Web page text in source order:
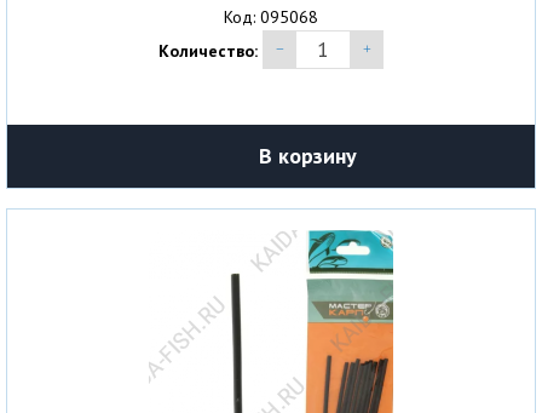
Код: 095068
Количество:
В корзину